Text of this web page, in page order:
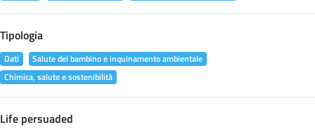
Tipologia
Dati
Salute del bambino e inquinamento ambientale
Chimica, salute e sostenibilità
Life persuaded